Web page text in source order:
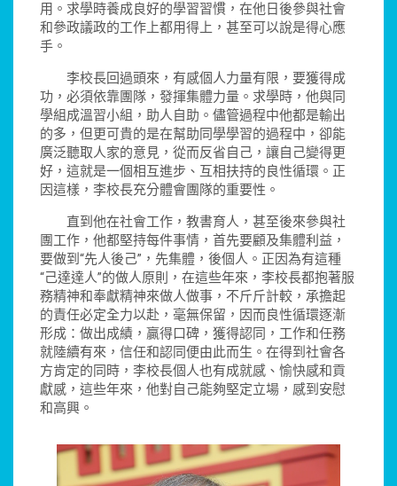
用。求學時養成良好的學習習慣，在他日後參與社會
和參政議政的工作上都用得上，甚至可以說是得心應
手。
李校長回過頭來，有感個人力量有限，要獲得成
功，必須依靠團隊，發揮集體力量。求學時，他與同
學組成溫習小組，助人自助。儘管過程中他都是輸出
的多，但更可貴的是在幫助同學學習的過程中，卻能
廣泛聽取人家的意見，從而反省自己，讓自己變得更
好，這就是一個相互進步、互相扶持的良性循環。正
因這樣，李校長充分體會團隊的重要性。
直到他在社會工作，教書育人，甚至後來參與社
團工作，他都堅持每件事情，首先要顧及集體利益，
要做到“先人後己”，先集體，後個人。正因為有這種
“己達達人”的做人原則，在這些年來，李校長都抱著服
務精神和奉獻精神來做人做事，不斤斤計較，承擔起
的責任必定全力以赴，毫無保留，因而良性循環逐漸
形成：做出成績，贏得口碑，獲得認同，工作和任務
就陸續有來，信任和認同便由此而生。在得到社會各
方肯定的同時，李校長個人也有成就感、愉快感和貢
獻感，這些年來，他對自己能夠堅定立場，感到安慰
和高興。